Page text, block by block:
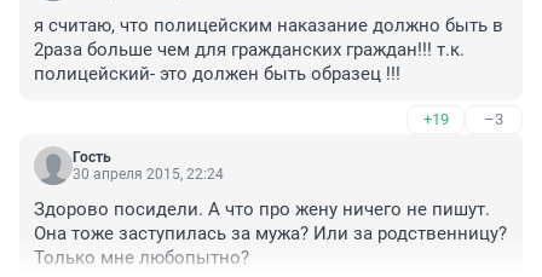
я считаю, что полицейским наказание должно быть в
2раза больше чем для гражданских граждан!!! т.к.
+19 –3
Гость
30 апреля 2015, 22:24
Здорово посидели. А что про жену ничего не пишут.
Она тоже заступилась за мужа? Или за родственницу?
Только мне любопытно?